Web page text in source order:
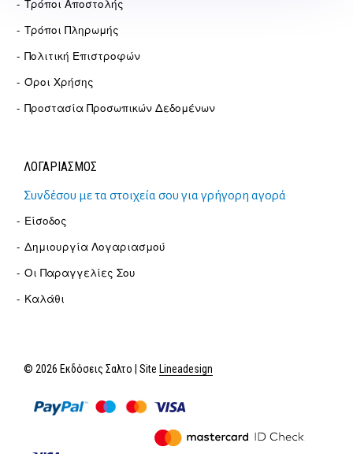
Τρόποι Αποστολής
Τρόποι Πληρωμής
Πολιτική Επιστροφών
Όροι Χρήσης
Προστασία Προσωπικών Δεδομένων
ΛΟΓΑΡΙΑΣΜΟΣ
Συνδέσου με τα στοιχεία σου για γρήγορη αγορά
Είσοδος
Δημιουργία Λογαριασμού
Οι Παραγγελίες Σου
Καλάθι
© 2026 Εκδόσεις Σαλτο | Site Lineadesign